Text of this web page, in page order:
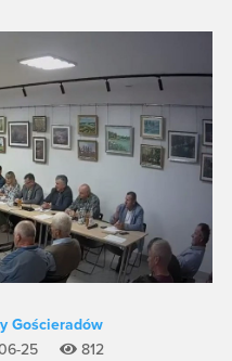
Gościeradów
06-25
812